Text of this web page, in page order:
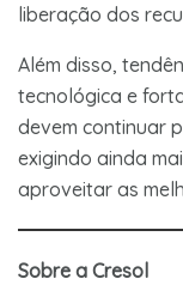
liberação dos
Além disso,
tecnológica e
devem continuar
exigindo ainda
aproveitar as
Sobre a Cresol